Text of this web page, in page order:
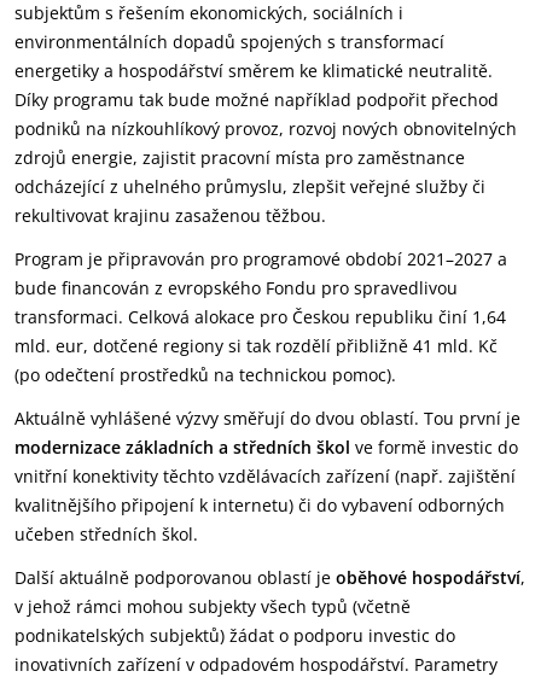
subjektům s řešením ekonomických, sociálních i
environmentálních dopadů spojených s transformací
energetiky a hospodářství směrem ke klimatické neutralitě.
Díky programu tak bude možné například podpořit přechod
podniků na nízkouhlíkový provoz, rozvoj nových obnovitelných
zdrojů energie, zajistit pracovní místa pro zaměstnance
odcházející z uhelného průmyslu, zlepšit veřejné služby či
rekultivovat krajinu zasaženou těžbou.
Program je připravován pro programové období 2021–2027 a
bude financován z evropského Fondu pro spravedlivou
transformaci. Celková alokace pro Českou republiku činí 1,64
mld. eur, dotčené regiony si tak rozdělí přibližně 41 mld. Kč
(po odečtení prostředků na technickou pomoc).
Aktuálně vyhlášené výzvy směřují do dvou oblastí. Tou první je
modernizace základních a středních škol ve formě investic do
vnitřní konektivity těchto vzdělávacích zařízení (např. zajištění
kvalitnějšího připojení k internetu) či do vybavení odborných
učeben středních škol.
Další aktuálně podporovanou oblastí je oběhové hospodářství,
v jehož rámci mohou subjekty všech typů (včetně
podnikatelských subjektů) žádat o podporu investic do
inovativních zařízení v odpadovém hospodářství. Parametry